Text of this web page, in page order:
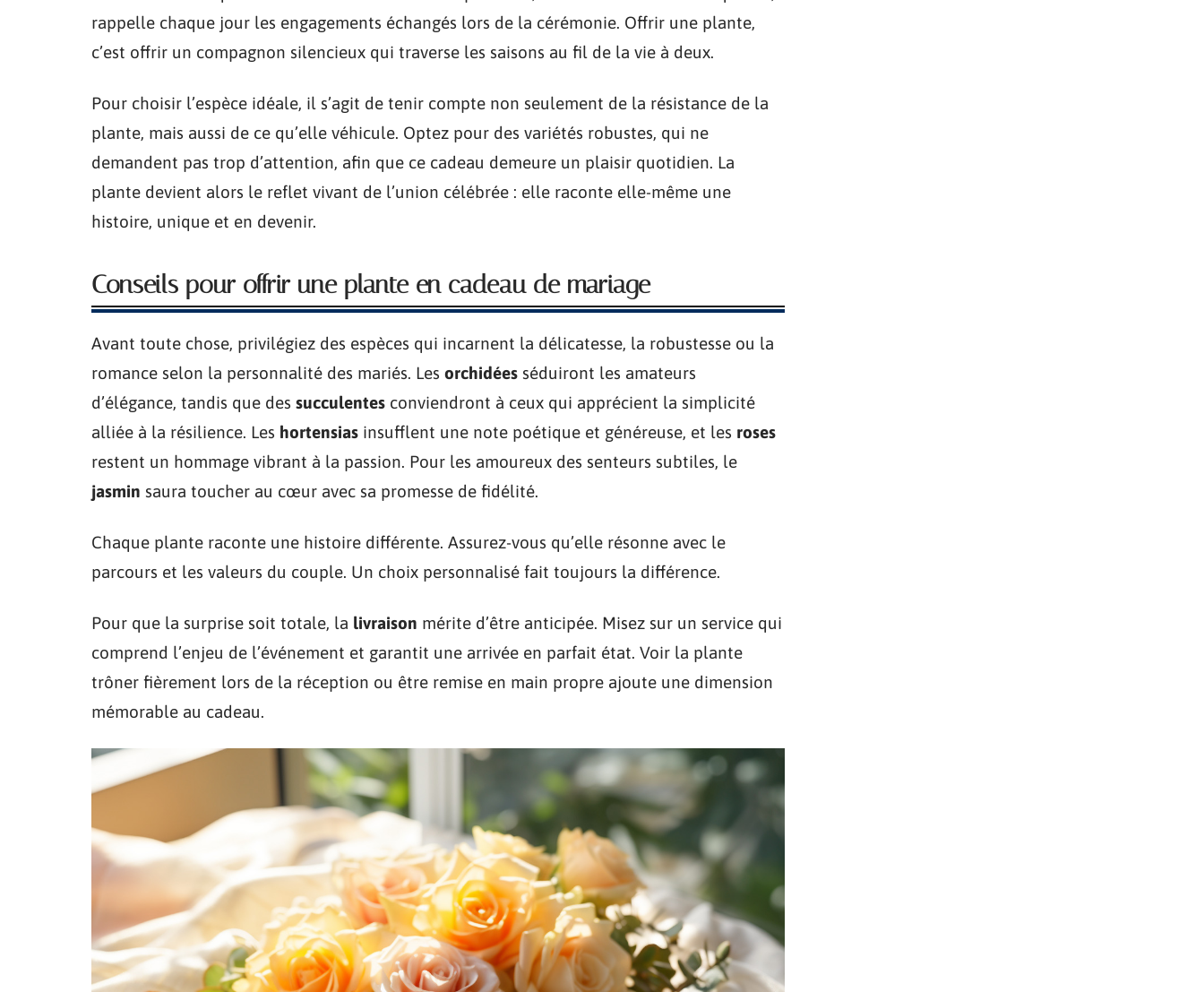
rappelle chaque jour les engagements échangés lors de la cérémonie. Offrir une plante,
c’est offrir un compagnon silencieux qui traverse les saisons au fil de la vie à deux.
Pour choisir l’espèce idéale, il s’agit de tenir compte non seulement de la résistance de la
plante, mais aussi de ce qu’elle véhicule. Optez pour des variétés robustes, qui ne
demandent pas trop d’attention, afin que ce cadeau demeure un plaisir quotidien. La
plante devient alors le reflet vivant de l’union célébrée : elle raconte elle-même une
histoire, unique et en devenir.
Conseils pour offrir une plante en cadeau de mariage
Avant toute chose, privilégiez des espèces qui incarnent la délicatesse, la robustesse ou la
romance selon la personnalité des mariés. Les orchidées séduiront les amateurs
d’élégance, tandis que des succulentes conviendront à ceux qui apprécient la simplicité
alliée à la résilience. Les hortensias insufflent une note poétique et généreuse, et les roses
restent un hommage vibrant à la passion. Pour les amoureux des senteurs subtiles, le
jasmin saura toucher au cœur avec sa promesse de fidélité.
Chaque plante raconte une histoire différente. Assurez-vous qu’elle résonne avec le
parcours et les valeurs du couple. Un choix personnalisé fait toujours la différence.
Pour que la surprise soit totale, la livraison mérite d’être anticipée. Misez sur un service qui
comprend l’enjeu de l’événement et garantit une arrivée en parfait état. Voir la plante
trôner fièrement lors de la réception ou être remise en main propre ajoute une dimension
mémorable au cadeau.